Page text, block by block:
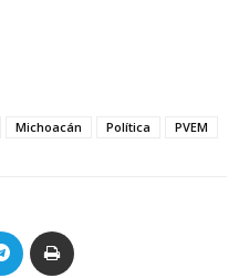
Michoacán Política PVEM